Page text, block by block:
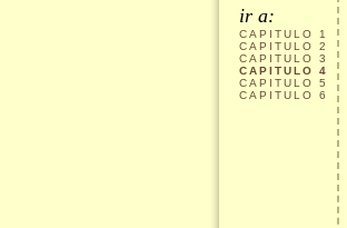
ir a:
CAPITULO
1
CAPITULO
2
CAPITULO
3
CAPITULO
4
CAPITULO
5
CAPITULO
6